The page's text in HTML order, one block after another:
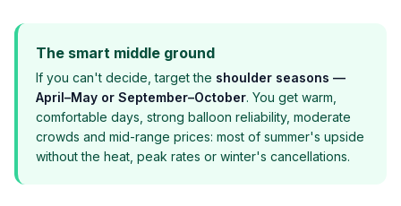
The smart middle ground
If you can't decide, target the shoulder seasons —
April–May or September–October. You get warm,
comfortable days, strong balloon reliability, moderate
crowds and mid-range prices: most of summer's upside
without the heat, peak rates or winter's cancellations.